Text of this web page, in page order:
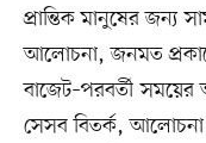
প্রান্তিক মানুষের জন্য
আলোচনা, জনমত
বাজেট–পরবর্তী
সেসব বিতর্ক,